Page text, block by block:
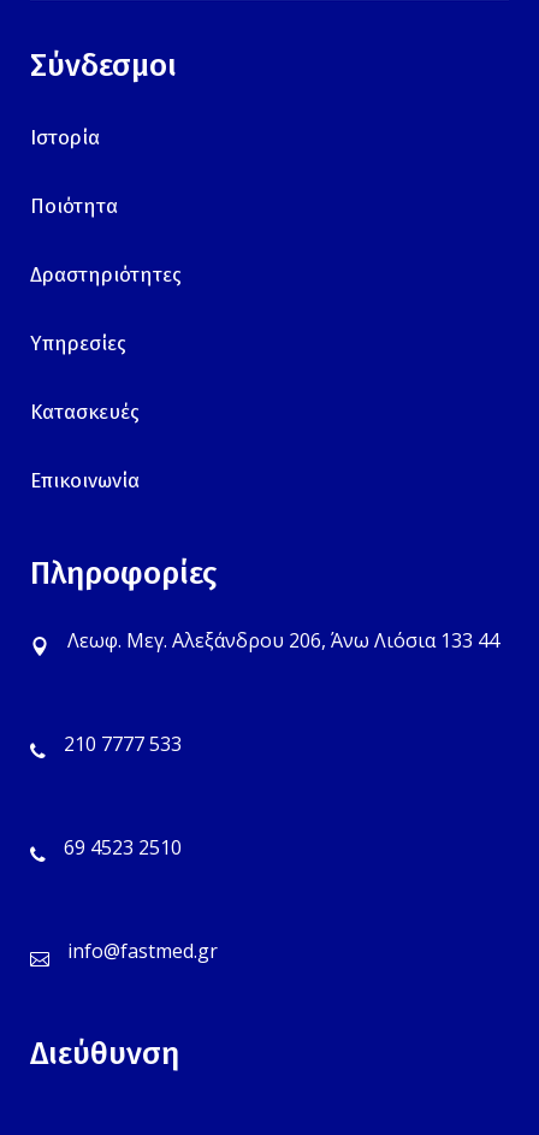
Σύνδεσμοι
Ιστορία
Ποιότητα
Δραστηριότητες
Υπηρεσίες
Κατασκευές
Επικοινωνία
Πληροφορίες
Λεωφ. Μεγ. Αλεξάνδρου 206, Άνω Λιόσια 133 44
210 7777 533
69 4523 2510
info@fastmed.gr
Διεύθυνση